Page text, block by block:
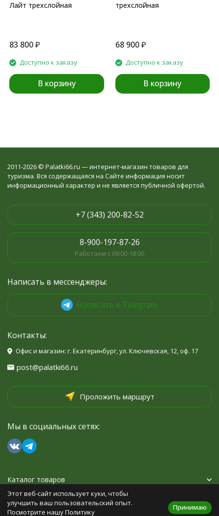
Лайт трехслойная
83 800₽
Доступно к заказу
В корзину
трехслойная
68 900 ₽
Доступно к заказу
В корзину
2011-2026 © Palatki66.ru — интернет-магазин товаров для
туризма. Вся содержащаяся на Сайте информация носит
информационный характер и не является публичной офертой.
+7 (343) 200-82-52
8-900-197-87-26
Работаем с 09:00-18:00
Написать в мессенджеры:
Написать в Telegram
Контакты:
Офис и магазин: г. Екатеринбург, ул. Ключевская, 12, оф. 17
post@palatki66.ru
Проложить маршрут
Мы в социальных сетях:
Каталог товаров
Помощь
Этот веб-сайт использует куки, чтобы
улучшить ваш пользовательский опыт.
Посмотрите нашу Политику
Принимаю